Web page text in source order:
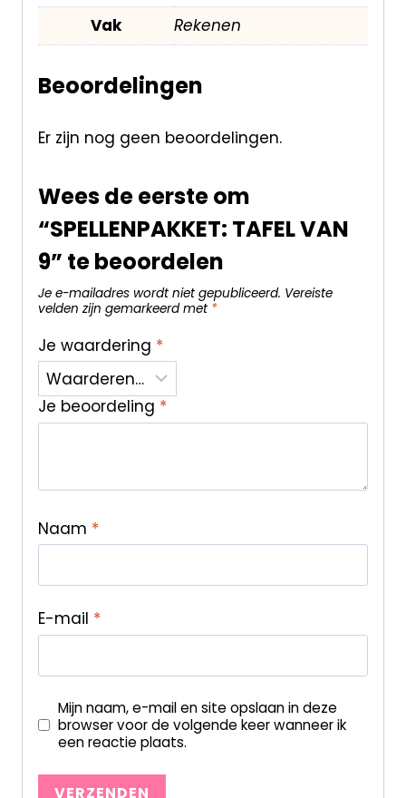
Vak Rekenen
Beoordelingen
Er zijn nog geen beoordelingen.
Wees de eerste om
“SPELLENPAKKET: TAFEL VAN
9” te beoordelen
Je e-mailadres wordt niet gepubliceerd. Vereiste
velden zijn gemarkeerd met *
Je waardering *
Je beoordeling *
Naam *
E-mail *
Mijn naam, e-mail en site opslaan in deze
browser voor de volgende keer wanneer ik
een reactie plaats.